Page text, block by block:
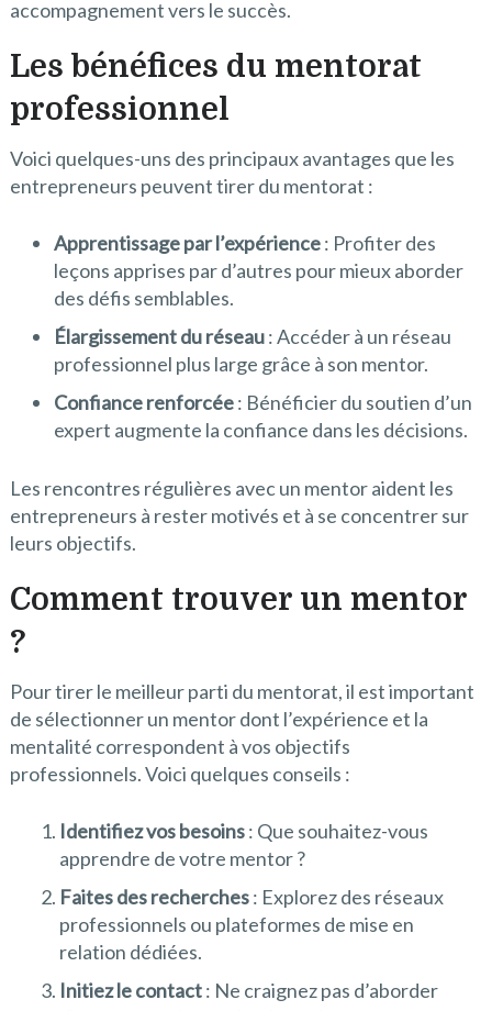
accompagnement vers le succès.
Les bénéfices du mentorat
professionnel
Voici quelques-uns des principaux avantages que les
entrepreneurs peuvent tirer du mentorat :
Apprentissage par l’expérience: Profiter des
leçons apprises par d’autres pour mieux aborder
des défis semblables.
Élargissement du réseau: Accéder à un réseau
professionnel plus large grâce à son mentor.
Confiance renforcée: Bénéficier du soutien d’un
expert augmente la confiance dans les décisions.
Les rencontres régulières avec un mentor aident les
entrepreneurs à rester motivés et à se concentrer sur
leurs objectifs.
Comment trouver un mentor
?
Pour tirer le meilleur parti du mentorat, il est important
de sélectionner un mentor dont l’expérience et la
mentalité correspondent à vos objectifs
professionnels. Voici quelques conseils :
Identifiez vos besoins: Que souhaitez-vous
apprendre de votre mentor ?
Faites des recherches: Explorez des réseaux
professionnels ou plateformes de mise en
relation dédiées.
Initiez le contact: Ne craignez pas d’aborder